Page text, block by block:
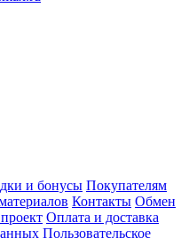
и бонусы Покупателям
Контакты Обмен
Оплата и доставка
Пользовательское